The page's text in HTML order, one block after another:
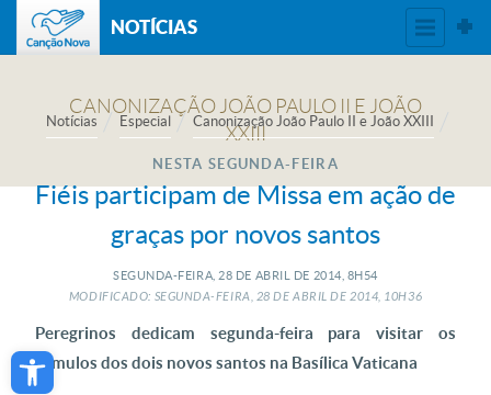
Open toolbar
NOTÍCIAS
Notícias Especial Canonização João Paulo II e João XXIII
NESTA SEGUNDA-FEIRA
Fiéis participam de Missa em ação de
graças por novos santos
SEGUNDA-FEIRA, 28 DE ABRIL DE 2014, 8H54
MODIFICADO: SEGUNDA-FEIRA, 28 DEABRIL DE2014, 10H36
Peregrinos dedicam segunda-feira para visitar os
túmulos dos dois novos santos na Basílica Vaticana